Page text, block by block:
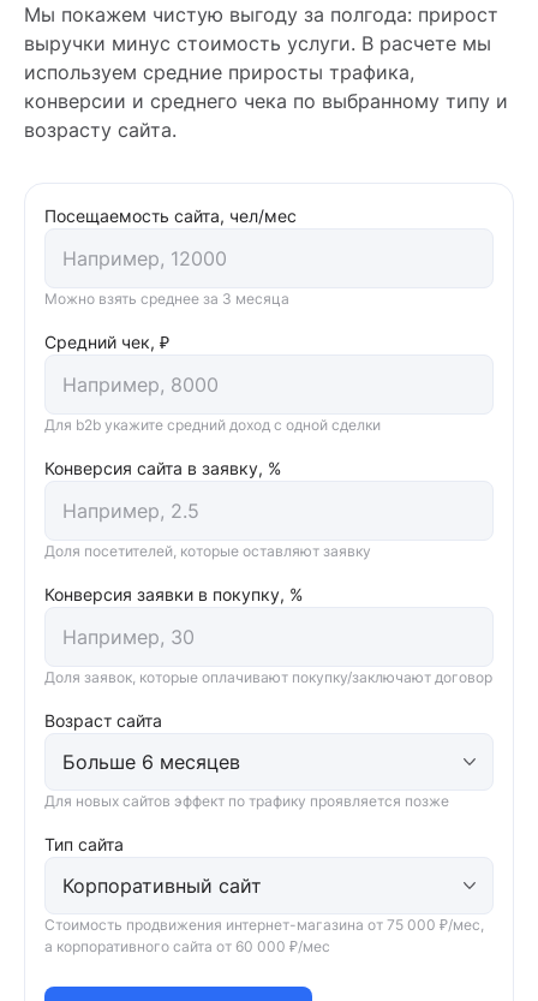
Мы покажем чистую выгоду за полгода: прирост
выручки минус стоимость услуги. В расчете мы
используем средние приросты трафика,
конверсии и среднего чека по выбранному типу и
возрасту сайта.
Посещаемость сайта, чел/мес
Можно взять среднее за 3 месяца
Средний чек, ₽
Для b2b укажите средний доход с одной сделки
Конверсия сайта в заявку, %
Доля посетителей, которые оставляют заявку
Конверсия заявки в покупку, %
Доля заявок, которые оплачивают покупку/заключают договор
Возраст сайта
Для новых сайтов эффект по трафику проявляется позже
Тип сайта
Стоимость продвижения интернет-магазина от 75 000 ₽/мес,
а корпоративного сайта от 60 000 ₽/мес